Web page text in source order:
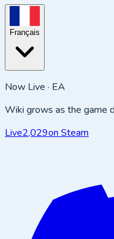
Français
Now Live · EA
Wiki grows as the game
Live2,029on Steam